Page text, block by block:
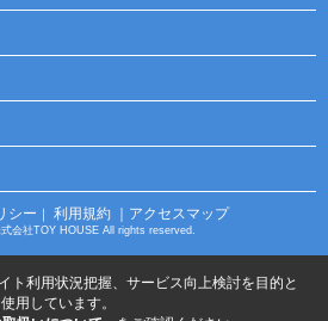
シー 利用規約 ｜アクセスマップ
会社TOY HOUSE All rights reserved.
ト利用状況把握、サービス向上検討を目的と
用しています。